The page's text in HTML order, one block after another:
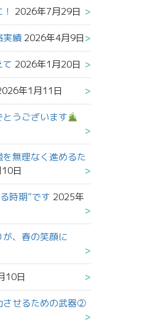
2026年7月29日
実績 2026年4月9日
2026年1月20日
年1月11日
うございます
無理なく進めるた
日
時期”です 2025年
、春の笑顔に
10日
させるための武器②